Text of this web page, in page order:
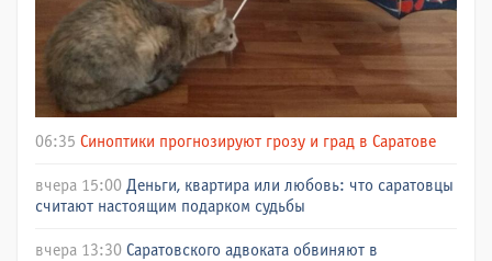
06:35 Синоптики прогнозируют грозу и град в Саратове
вчера 15:00 Деньги, квартира или любовь: что саратовцы
считают настоящим подарком судьбы
вчера 13:30 Саратовского адвоката обвиняют в